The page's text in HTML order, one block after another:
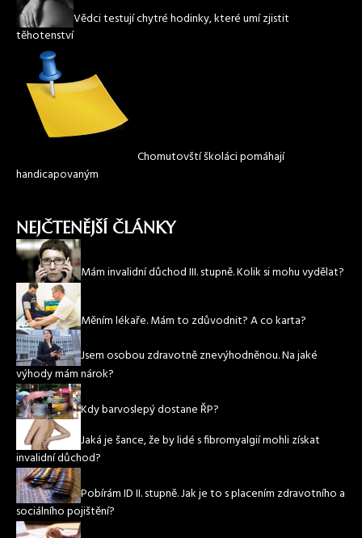
Vědci testují chytré hodinky, které umí zjistit
těhotenství
Chomutovští školáci pomáhají
handicapovaným
NEJČTENĚJŠÍ ČLÁNKY
Mám invalidní důchod III. stupně. Kolik si mohu vydělat?
Měním lékaře. Mám to zdůvodnit? A co karta?
Jsem osobou zdravotně znevýhodněnou. Na jaké
výhody mám nárok?
Kdy barvoslepý dostane ŘP?
Jaká je šance, že by lidé s fibromyalgií mohli získat
invalidní důchod?
Pobírám ID II. stupně. Jak je to s placením zdravotního a
sociálního pojištění?